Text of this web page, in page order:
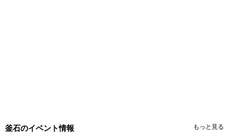
釜石のイベント情報 もっと見る